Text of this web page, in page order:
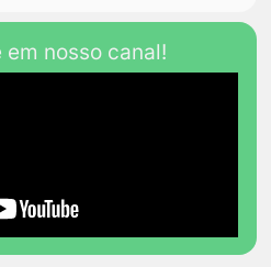
nosso canal!